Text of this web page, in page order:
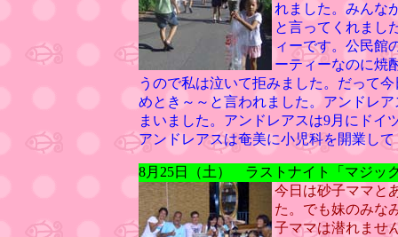
れました。みんな
と言ってくれまし
ィーです。公民館
ーティーなのに焼
うので私は泣いて拒みました。だって
めとき～～と言われました。アンドレ
まいました。アンドレアスは9月にドイ
アンドレアスは奄美に小児科を開業し
8月25日（土） ラストナイト「マジッ
今日は砂子ママと
た。でも妹のみな
子ママは潜れませ